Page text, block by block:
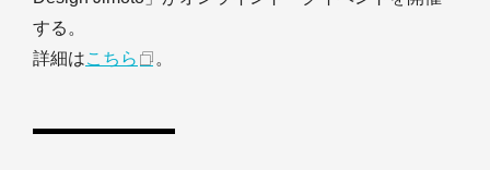
する。
詳細はこちら 。